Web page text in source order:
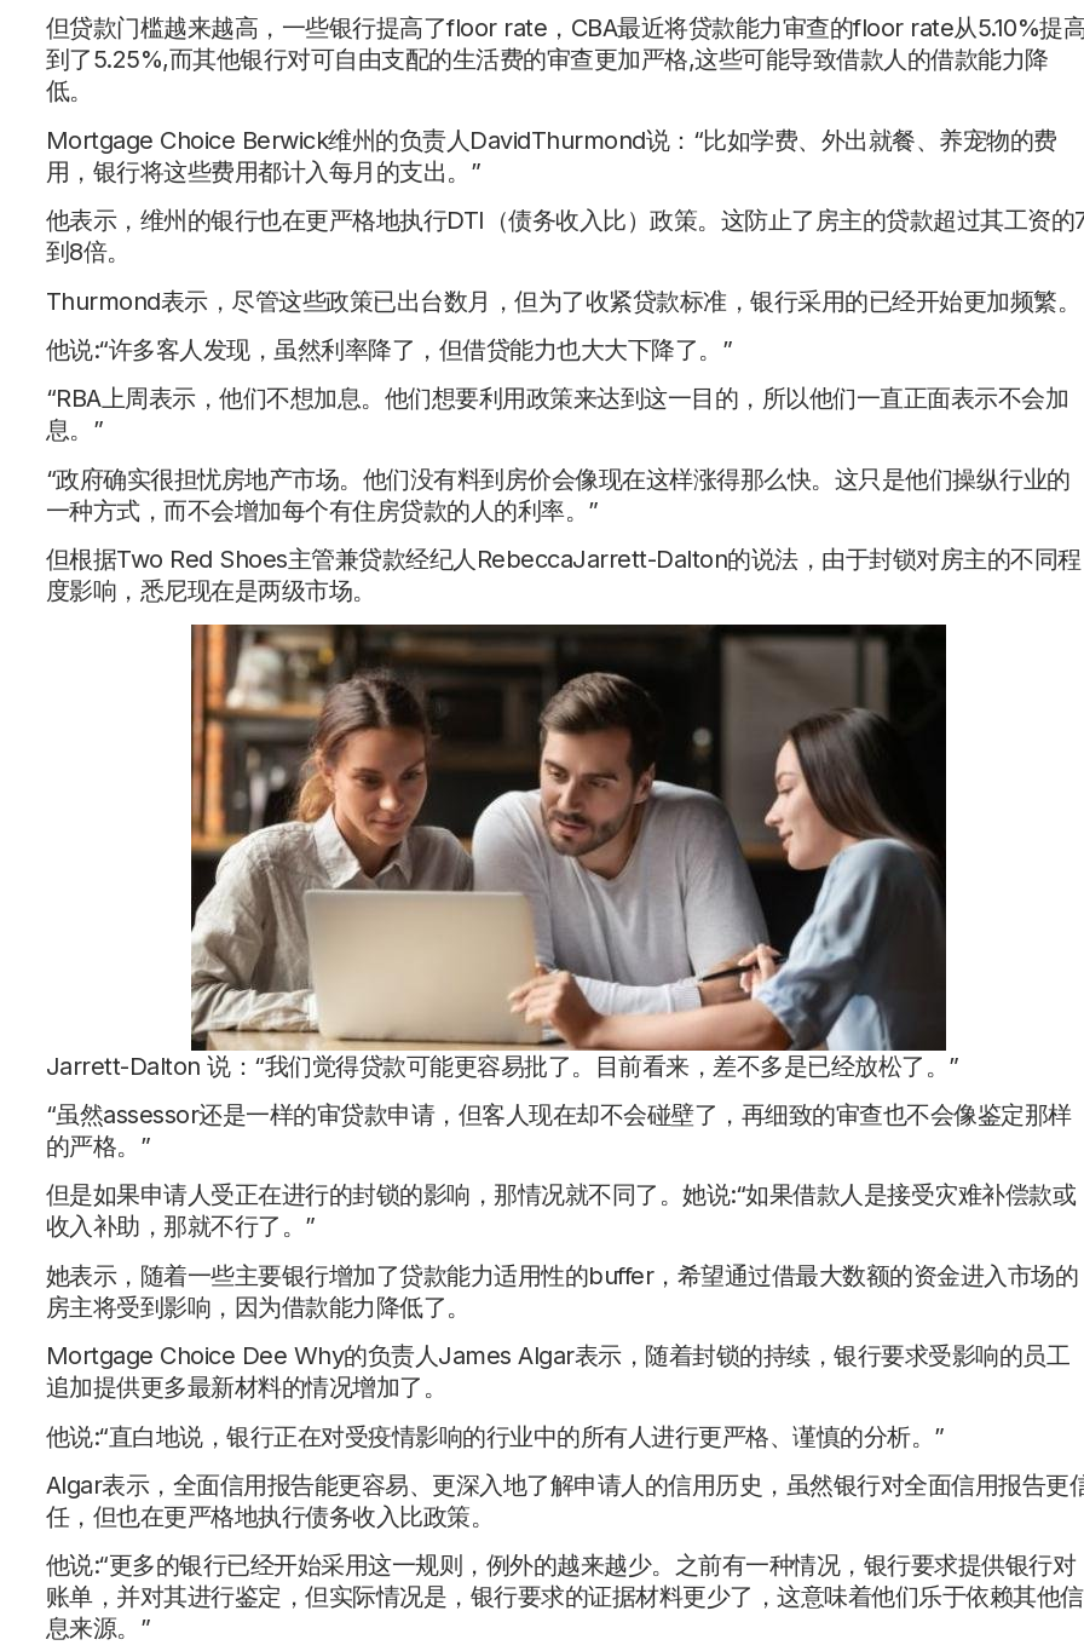
但贷款门槛越来越高，一些银行提高了floor rate，CBA最近将贷款能力审查的floor rate从5.10%提
到了5.25%,而其他银行对可自由支配的生活费的审查更加严格,这些可能导致借款人的借款能力降
低。
Mortgage Choice Berwick维州的负责人DavidThurmond说：“比如学费、外出就餐、养宠物的费
用，银行将这些费用都计入每月的支出。”
他表示，维州的银行也在更严格地执行DTI（债务收入比）政策。这防止了房主的贷款超过其工资的
到8倍。
Thurmond表示，尽管这些政策已出台数月，但为了收紧贷款标准，银行采用的已经开始更加频繁。
他说:“许多客人发现，虽然利率降了，但借贷能力也大大下降了。”
“RBA上周表示，他们不想加息。他们想要利用政策来达到这一目的，所以他们一直正面表示不会加
息。”
“政府确实很担忧房地产市场。他们没有料到房价会像现在这样涨得那么快。这只是他们操纵行业的
一种方式，而不会增加每个有住房贷款的人的利率。”
但根据Two Red Shoes主管兼贷款经纪人RebeccaJarrett-Dalton的说法，由于封锁对房主的不同程
度影响，悉尼现在是两级市场。
Jarrett-Dalton 说：“我们觉得贷款可能更容易批了。目前看来，差不多是已经放松了。”
“虽然assessor还是一样的审贷款申请，但客人现在却不会碰壁了，再细致的审查也不会像鉴定那样
的严格。”
但是如果申请人受正在进行的封锁的影响，那情况就不同了。她说:“如果借款人是接受灾难补偿款或
收入补助，那就不行了。”
她表示，随着一些主要银行增加了贷款能力适用性的buffer，希望通过借最大数额的资金进入市场的
房主将受到影响，因为借款能力降低了。
Mortgage Choice Dee Why的负责人James Algar表示，随着封锁的持续，银行要求受影响的员工
追加提供更多最新材料的情况增加了。
他说:“直白地说，银行正在对受疫情影响的行业中的所有人进行更严格、谨慎的分析。”
Algar表示，全面信用报告能更容易、更深入地了解申请人的信用历史，虽然银行对全面信用报告更
任，但也在更严格地执行债务收入比政策。
他说:“更多的银行已经开始采用这一规则，例外的越来越少。之前有一种情况，银行要求提供银行对
账单，并对其进行鉴定，但实际情况是，银行要求的证据材料更少了，这意味着他们乐于依赖其他信
息来源。”